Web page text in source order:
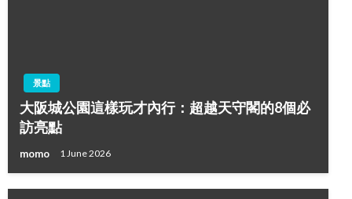
景點
大阪城公園這樣玩才內行：超越天守閣的8個必
訪亮點
momo 1 June 2026